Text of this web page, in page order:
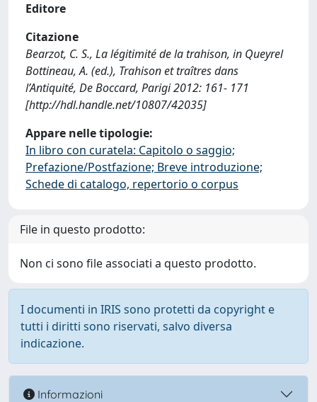
Editore
Citazione
Bearzot, C. S., La légitimité de la trahison, in Queyrel
Bottineau, A. (ed.), Trahison et traîtres dans
l’Antiquité, De Boccard, Parigi 2012: 161- 171
[http://hdl.handle.net/10807/42035]
Appare nelle tipologie:
In libro con curatela: Capitolo o saggio;
Prefazione/Postfazione; Breve introduzione;
Schede di catalogo, repertorio o corpus
File in questo prodotto:
Non ci sono file associati a questo prodotto.
I documenti in IRIS sono protetti da copyright e
tutti i diritti sono riservati, salvo diversa
indicazione.
Informazioni